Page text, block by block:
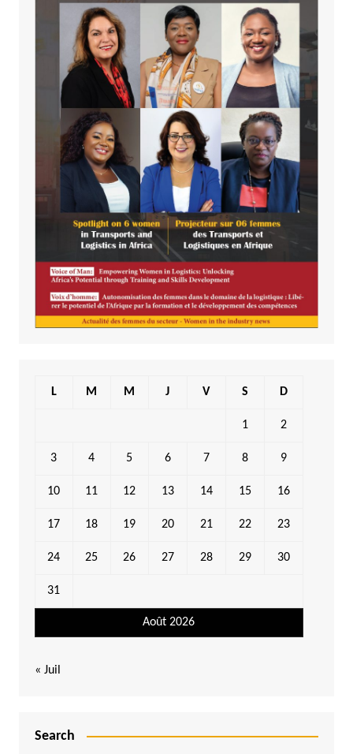
Août 2026
L M M J V S D
1 2
3 4 5 6 7 8 9
10 11 12 13 14 15 16
17 18 19 20 21 22 23
24 25 26 27 28 29 30
31
« Juil
Search